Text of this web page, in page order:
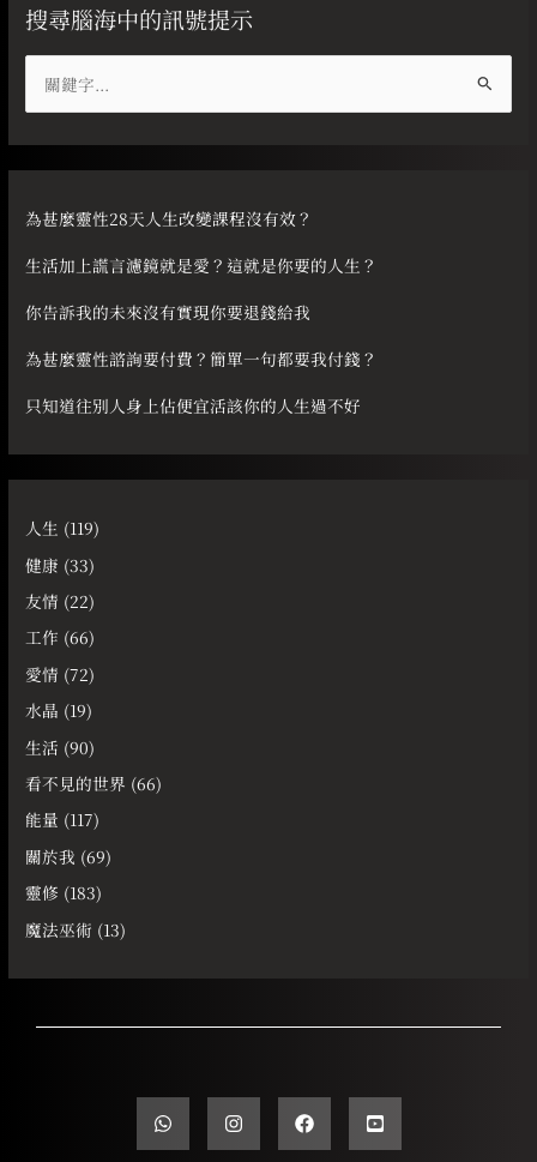
搜尋腦海中的訊號提示
尋
關
字
為甚麼靈性28天人生改變課程沒有效？
生活加上謊言濾鏡就是愛？這就是你要的人生？
你告訴我的未來沒有實現你要退錢給我
為甚麼靈性諮詢要付費？簡單一句都要我付錢？
只知道往別人身上佔便宜活該你的人生過不好
人生 (119)
健康 (33)
友情 (22)
工作 (66)
愛情 (72)
水晶 (19)
生活 (90)
看不見的世界 (66)
能量 (117)
關於我 (69)
靈修 (183)
魔法巫術 (13)